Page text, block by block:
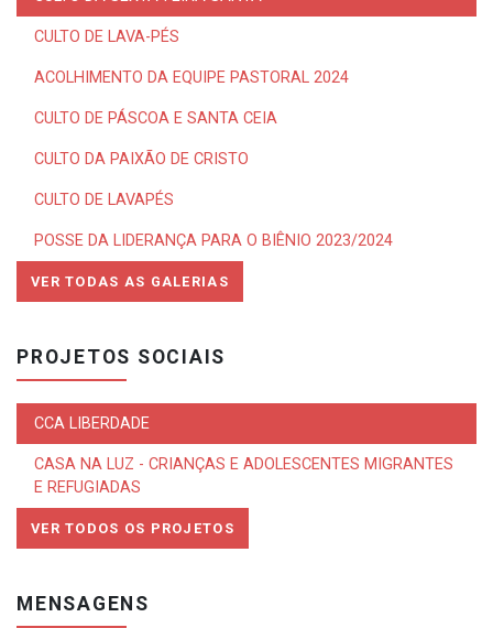
CULTO DE LAVA-PÉS
ACOLHIMENTO DA EQUIPE PASTORAL 2024
CULTO DE PÁSCOA E SANTA CEIA
CULTO DA PAIXÃO DE CRISTO
CULTO DE LAVAPÉS
POSSE DA LIDERANÇA PARA O BIÊNIO 2023/2024
VER TODAS AS GALERIAS
PROJETOS SOCIAIS
CCA LIBERDADE
CASA NA LUZ - CRIANÇAS E ADOLESCENTES MIGRANTES
E REFUGIADAS
VER TODOS OS PROJETOS
MENSAGENS